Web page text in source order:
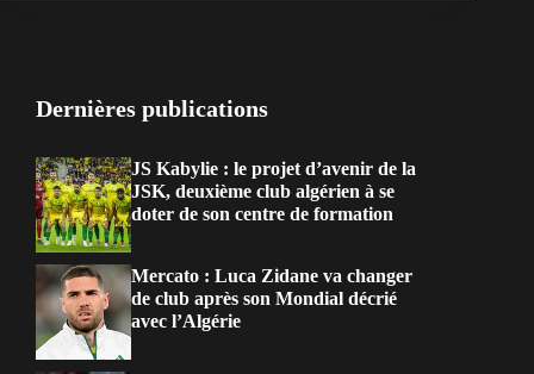
Dernières publications
JS Kabylie : le projet d’avenir de la
JSK, deuxième club algérien à se
doter de son centre de formation
Mercato : Luca Zidane va changer
de club après son Mondial décrié
avec l’Algérie